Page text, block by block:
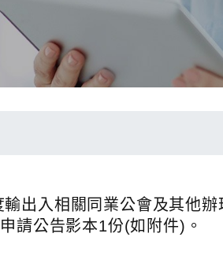
出入相關同業公會及其他
請公告影本1份(如附件)。